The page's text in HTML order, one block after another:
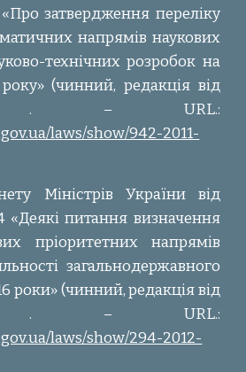
затвердження переліку
напрямів наукових
технічних розробок на
(чинний, редакція від
. – URL.:
laws/show/942-2011-
Міністрів України від
питання визначення
пріоритетних напрямів
загальнодержавного
роки» (чинний, редакція від
. – URL.:
laws/show/294-2012-